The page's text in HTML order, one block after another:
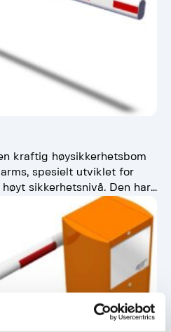
kraftig høysikkerhetsbom
spesielt utviklet for
sikkerhetsnivå. Den har…